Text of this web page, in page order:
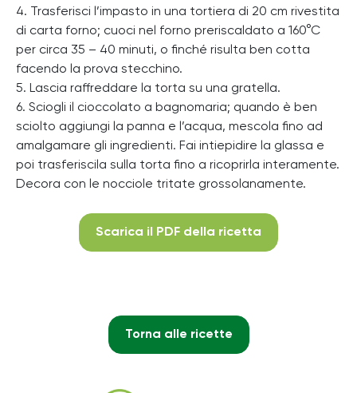
4. Trasferisci l’impasto in una tortiera di 20 cm rivestita
di carta forno; cuoci nel forno preriscaldato a 160°C
per circa 35 – 40 minuti, o finché risulta ben cotta
facendo la prova stecchino.
5. Lascia raffreddare la torta su una gratella.
6. Sciogli il cioccolato a bagnomaria; quando è ben
sciolto aggiungi la panna e l’acqua, mescola fino ad
amalgamare gli ingredienti. Fai intiepidire la glassa e
poi trasferiscila sulla torta fino a ricoprirla interamente.
Decora con le nocciole tritate grossolanamente.
Scarica il PDF della ricetta
Torna alle ricette